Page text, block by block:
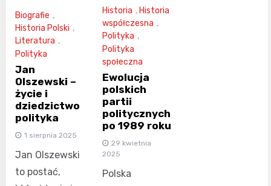
Biografie ,
Historia Polski ,
Literatura ,
Polityka
Jan
Olszewski –
życie i
dziedzictwo
polityka
1 sierpnia 2025
Jan Olszewski
to postać,
Historia , Historia
współczesna ,
Polityka ,
Polityka
społeczna
Ewolucja
polskich
partii
politycznych
po 1989 roku
29 kwietnia
2025
Polska